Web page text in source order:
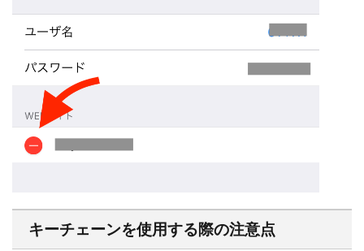
キーチェーンを使用する際の注意点